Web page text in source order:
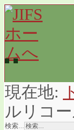
現在地:
ルリコ
検索...